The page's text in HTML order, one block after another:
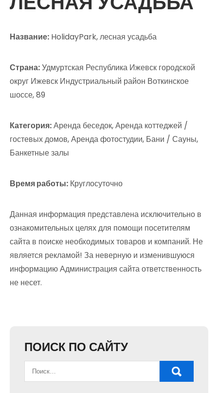
Название: HolidayPark, лесная усадьба
Страна:Удмуртская Республика Ижевск городской
округ Ижевск Индустриальный район Воткинское
шоссе, 89
Категория:Аренда беседок, Аренда коттеджей /
гостевых домов, Аренда фотостудии, Бани / Сауны,
Банкетные залы
Время работы: Круглосуточно
Данная информация представлена исключительно в
ознакомительных целях для помощи посетителям
сайта в поиске необходимых товаров и компаний. Не
является рекламой! За неверную и изменившуюся
информацию Администрация сайта ответственность
не несет.
ПОИСК ПО САЙТУ